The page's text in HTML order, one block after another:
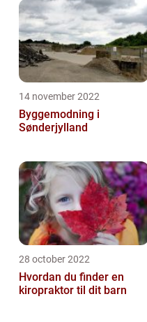
14 november 2022
Byggemodning i
Sønderjylland
28 october 2022
Hvordan du finder en
kiropraktor til dit barn